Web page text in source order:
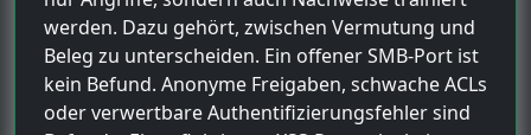
werden. Dazu gehört, zwischen Vermutung und
Beleg zu unterscheiden. Ein offener SMB-Port ist
kein Befund. Anonyme Freigaben, schwache ACLs
oder verwertbare Authentifizierungsfehler sind